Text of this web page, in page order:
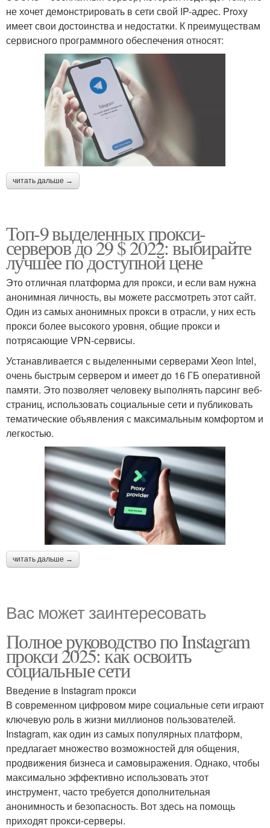
не хочет демонстрировать в сети свой IP-адрес. Proxy
имеет свои достоинства и недостатки. К преимуществам
сервисного программного обеспечения относят:
читать дальше →
Топ-9 выделенных прокси-
серверов до 29 $ 2022: выбирайте
лучшее по доступной цене
Это отличная платформа для прокси, и если вам нужна
анонимная личность, вы можете рассмотреть этот сайт.
Один из самых анонимных прокси в отрасли, у них есть
прокси более высокого уровня, общие прокси и
потрясающие VPN-сервисы.
Устанавливается с выделенными серверами Xeon Intel,
очень быстрым сервером и имеет до 16 ГБ оперативной
памяти. Это позволяет человеку выполнять парсинг веб-
страниц, использовать социальные сети и публиковать
тематические объявления с максимальным комфортом и
легкостью.
читать дальше →
Вас может заинтересовать
Полное руководство по Instagram
прокси 2025: как освоить
социальные сети
Введение в Instagram прокси
В современном цифровом мире социальные сети играют
ключевую роль в жизни миллионов пользователей.
Instagram, как один из самых популярных платформ,
предлагает множество возможностей для общения,
продвижения бизнеса и самовыражения. Однако, чтобы
максимально эффективно использовать этот
инструмент, часто требуется дополнительная
анонимность и безопасность. Вот здесь на помощь
приходят прокси-серверы.